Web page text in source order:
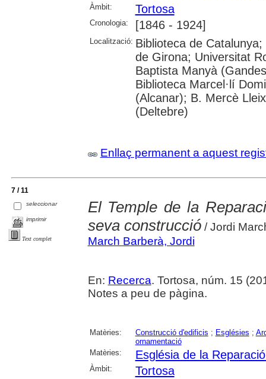
Àmbit: Tortosa
Cronologia: [1846 - 1924]
Localització: Biblioteca de
de Girona; Universitat
Baptista Manyà
Biblioteca Marcel·lí
(Alcanar); B. Mercè
(Deltebre)
Enllaç permanent a aquest
7 / 11
seleccionar
imprimir
Text complet
El Temple de la
seva construcció/ Jordi
March Barberà, Jordi
En: Recerca. Tortosa, núm. 15
Notes a peu de pàgina.
Matèries: Construcció d'edificis ; Esglésies ;
ornamentació
Matèries:
Església de la
Àmbit: Tortosa